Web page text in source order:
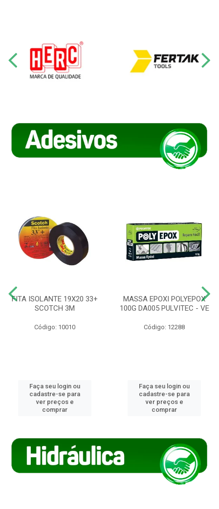
FITA ISOLANTE 19X20 33+
SCOTCH 3M
Código: 10010
Faça seu login ou
cadastre-se para
ver preços e
comprar
MASSA EPOXI POLYEPOX
100G DA005 PULVITEC - VE
Código: 12288
Faça seu login ou
cadastre-se para
ver preços e
comprar